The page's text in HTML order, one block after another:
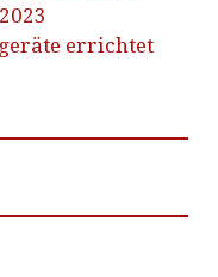
errichtet